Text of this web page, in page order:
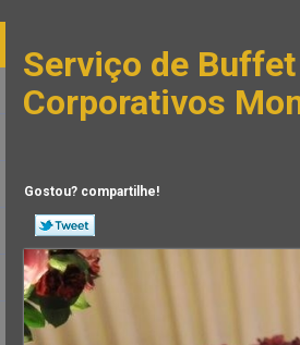
Serviço de
Corporativos
Gostou? compartilhe!